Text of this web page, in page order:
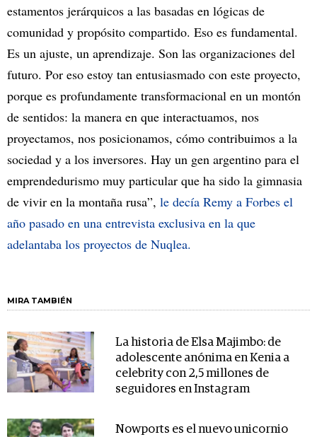
estamentos jerárquicos a las basadas en lógicas de
comunidad y propósito compartido. Eso es fundamental.
Es un ajuste, un aprendizaje. Son las organizaciones del
futuro. Por eso estoy tan entusiasmado con este proyecto,
porque es profundamente transformacional en un montón
de sentidos: la manera en que interactuamos, nos
proyectamos, nos posicionamos, cómo contribuimos a la
sociedad y a los inversores. Hay un gen argentino para el
emprendedurismo muy particular que ha sido la gimnasia
de vivir en la montaña rusa”, le decía Remy a Forbes el
año pasado en una entrevista exclusiva en la que
adelantaba los proyectos de Nuqlea.
MIRA TAMBIÉN
La historia de Elsa Majimbo: de
adolescente anónima en Kenia a
celebrity con 2,5 millones de
seguidores en Instagram
Nowports es el nuevo unicornio